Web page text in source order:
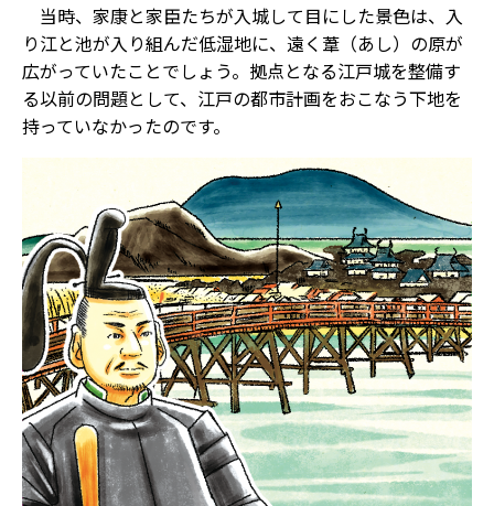
当時、家康と家臣たちが入城して目にした景色は、入
り江と池が入り組んだ低湿地に、遠く葦（あし）の原が
広がっていたことでしょう。拠点となる江戸城を整備す
る以前の問題として、江戸の都市計画をおこなう下地を
持っていなかったのです。